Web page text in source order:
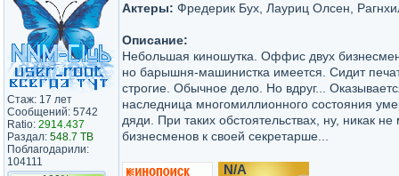
Стаж: 17 лет
Сообщений: 5742
Ratio: 2914.437
Раздал: 548.7 TB
Поблагодарили:
104111
Актеры: Фредерик Бух, Лауриц Олсен,
Описание:
Небольшая киношутка. Оффис двух
но барышня-машинистка имеется. Сидит
строгие. Обычное дело. Но вдруг...
наследница многомиллионного состояния
дяди. При таких обстоятельствах, ну, никак
бизнесменов к своей секретарше...
N/A